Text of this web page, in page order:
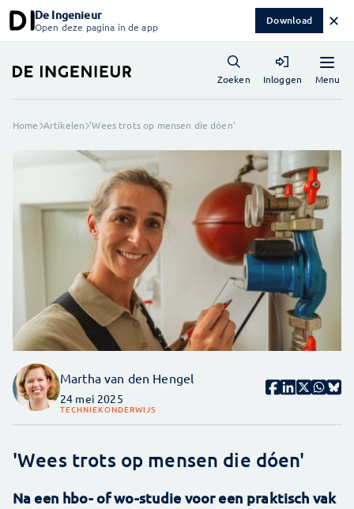
De Ingenieur
Open deze pagina in de app Download ✕
Menu
Zoeken Inloggen
Home Artikelen 'Wees trots op mensen die dóen'
Martha van den Hengel
24 mei 2025
TECHNIEKONDERWIJS
'Wees trots op mensen die dóen'
Na een hbo- of wo-studie voor een praktisch vak